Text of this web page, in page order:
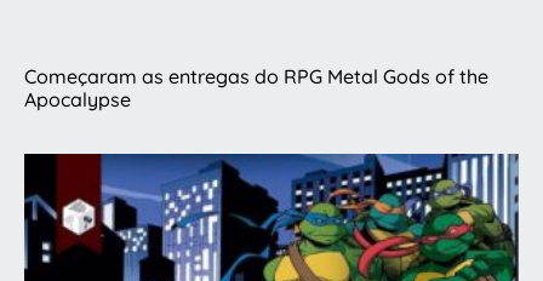
Começaram as entregas do RPG Metal Gods of the
Apocalypse